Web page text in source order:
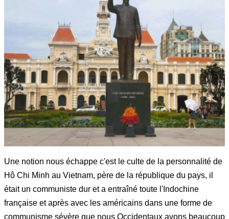
Une notion nous échappe c'est le culte de la personnalité de
Hô Chi Minh au Vietnam, père de la république du pays, il
était un communiste dur et a entraîné toute l'Indochine
française et après avec les américains dans une forme de
communisme sévère que nous Occidentaux avons beaucoup